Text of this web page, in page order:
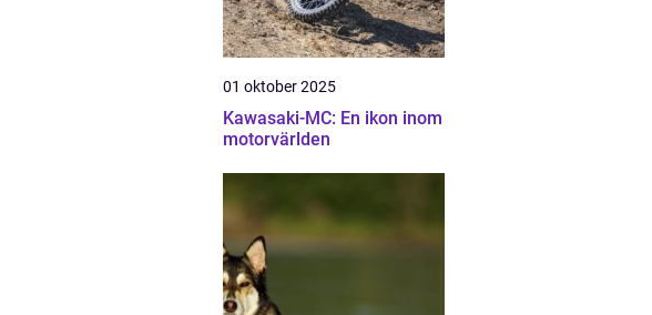
01 oktober 2025
Kawasaki-MC: En ikon inom
motorvärlden